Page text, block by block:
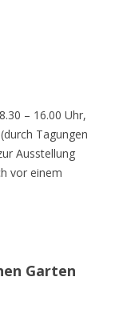
– 16.00 Uhr,
Tagungen
Ausstellung
vor einem
Garten